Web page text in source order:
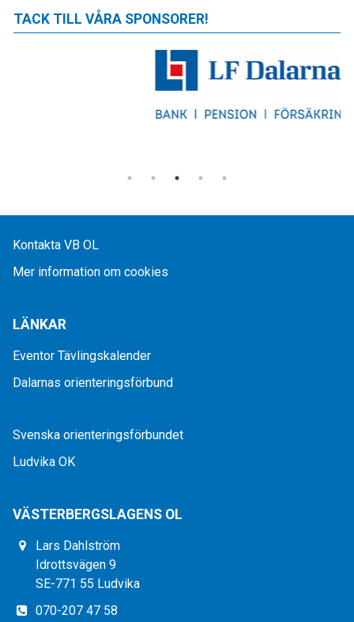
TACK TILL VÅRA SPONSORER!
Kontakta VB OL
Mer information om cookies
LÄNKAR
Eventor Tävlingskalender
Dalarnas orienteringsförbund
Svenska orienteringsförbundet
Ludvika OK
VÄSTERBERGSLAGENS OL
Lars Dahlström
Idrottsvägen 9
SE-771 55 Ludvika
070-207 47 58